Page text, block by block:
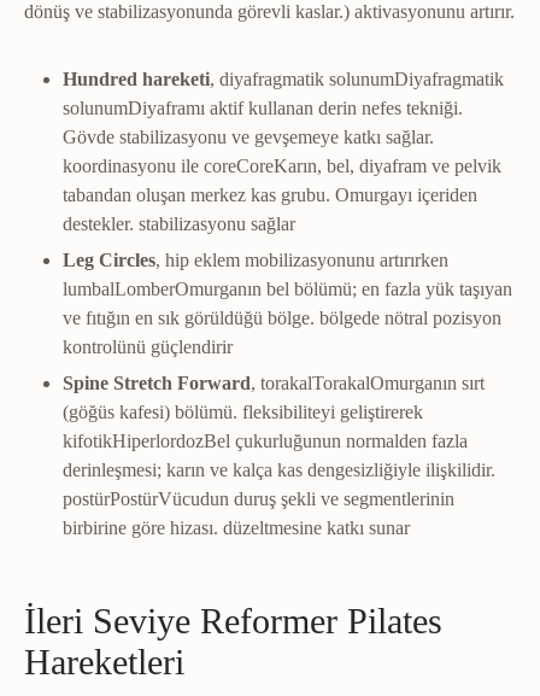
dönüş ve stabilizasyonunda görevli kaslar.) aktivasyonunu artırır.
Hundred hareketi, diyafragmatik solunumDiyafragmatik
solunumDiyaframı aktif kullanan derin nefes tekniği.
Gövde stabilizasyonu ve gevşemeye katkı sağlar.
koordinasyonu ile coreCoreKarın, bel, diyafram ve pelvik
tabandan oluşan merkez kas grubu. Omurgayı içeriden
destekler. stabilizasyonu sağlar
Leg Circles, hip eklem mobilizasyonunu artırırken
lumbalLomberOmurganın bel bölümü; en fazla yük taşıyan
ve fıtığın en sık görüldüğü bölge. bölgede nötral pozisyon
kontrolünü güçlendirir
Spine Stretch Forward, torakalTorakalOmurganın sırt
(göğüs kafesi) bölümü. fleksibiliteyi geliştirerek
kifotikHiperlordozBel çukurluğunun normalden fazla
derinleşmesi; karın ve kalça kas dengesizliğiyle ilişkilidir.
postürPostürVücudun duruş şekli ve segmentlerinin
birbirine göre hizası. düzeltmesine katkı sunar
İleri Seviye Reformer Pilates
Hareketleri